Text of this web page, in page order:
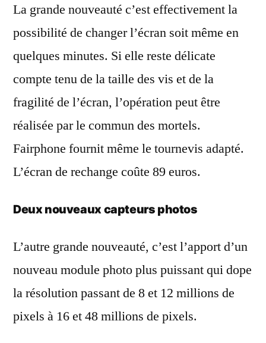
La grande nouveauté c’est effectivement la
possibilité de changer l’écran soit même en
quelques minutes. Si elle reste délicate
compte tenu de la taille des vis et de la
fragilité de l’écran, l’opération peut être
réalisée par le commun des mortels.
Fairphone fournit même le tournevis adapté.
L’écran de rechange coûte 89 euros.
Deux nouveaux capteurs photos
L’autre grande nouveauté, c’est l’apport d’un
nouveau module photo plus puissant qui dope
la résolution passant de 8 et 12 millions de
pixels à 16 et 48 millions de pixels.